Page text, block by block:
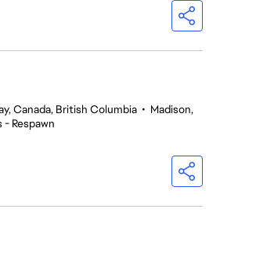
Canada, British Columbia • Madison,
- Respawn